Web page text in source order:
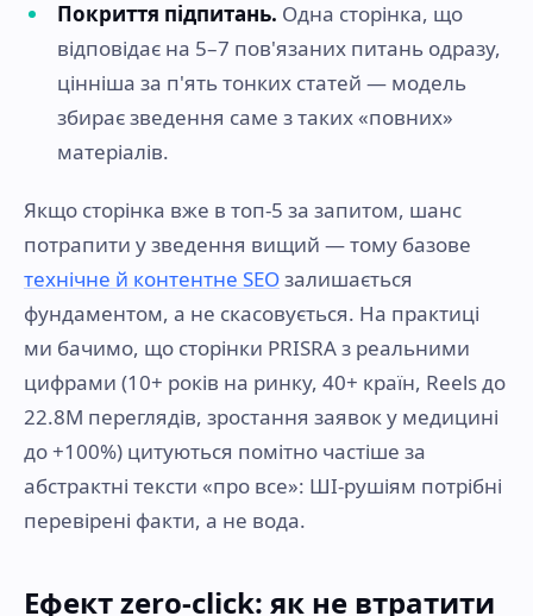
Покриття підпитань. Одна сторінка, що
відповідає на 5–7 пов'язаних питань одразу,
цінніша за п'ять тонких статей — модель
збирає зведення саме з таких «повних»
матеріалів.
Якщо сторінка вже в топ-5 за запитом, шанс
потрапити у зведення вищий — тому базове
технічне й контентне SEOзалишається
фундаментом, а не скасовується. На практиці
ми бачимо, що сторінки PRISRA з реальними
цифрами (10+ років на ринку, 40+ країн, Reels до
22.8M переглядів, зростання заявок у медицині
до +100%) цитуються помітно частіше за
абстрактні тексти «про все»: ШІ-рушіям потрібні
перевірені факти, а не вода.
Ефект zero-click: як не втратити